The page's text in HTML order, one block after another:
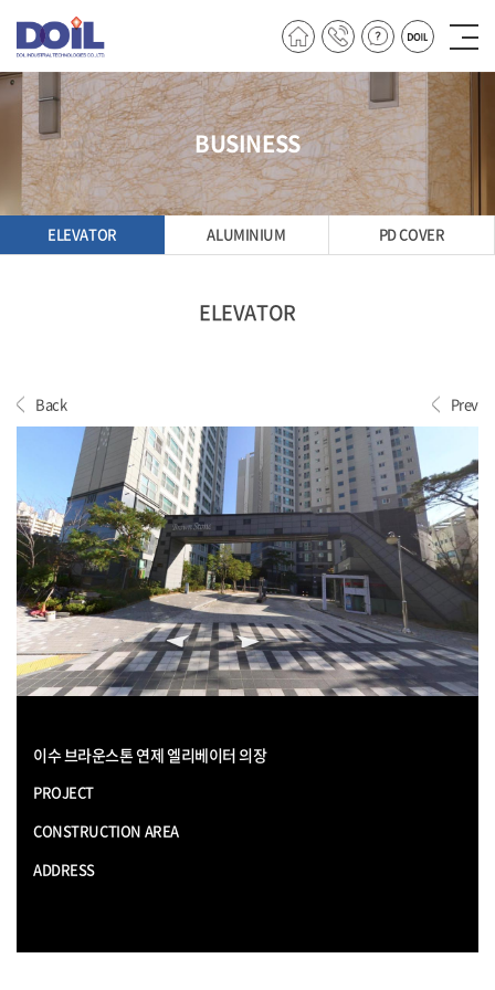
BUSINESS
ELEVATOR ALUMINIUM PD COVER
ELEVATOR
Back Prev
이수 브라운스톤 연제 엘리베이터 의장
PROJECT
CONSTRUCTION AREA
ADDRESS